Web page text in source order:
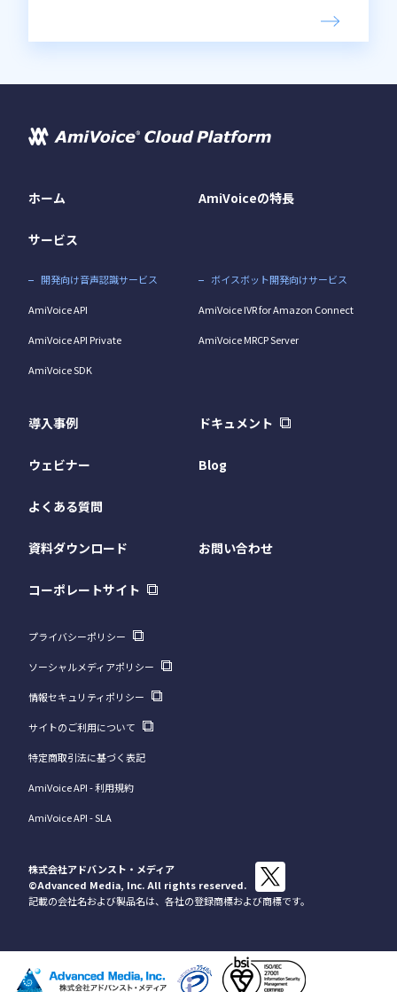
ホーム AmiVoiceの特長
サービス
開発向け音声認識サービス
AmiVoice API
AmiVoice API Private
AmiVoice SDK
ボイスボット開発向けサービス
AmiVoice IVR for Amazon Connect
AmiVoice MRCP Server
導入事例 ドキュメント
ウェビナー Blog
よくある質問
資料ダウンロード お問い合わせ
コーポレートサイト
プライバシーポリシー
ソーシャルメディアポリシー
情報セキュリティポリシー
サイトのご利用について
特定商取引法に基づく表記
AmiVoice API - 利用規約
AmiVoice API - SLA
株式会社アドバンスト・メディア
©Advanced Media, Inc.All rights reserved.
記載の会社名および製品名は、各社の登録商標および商標です。